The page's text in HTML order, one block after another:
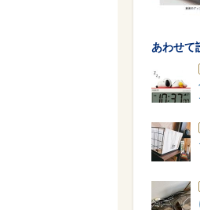
あわせて